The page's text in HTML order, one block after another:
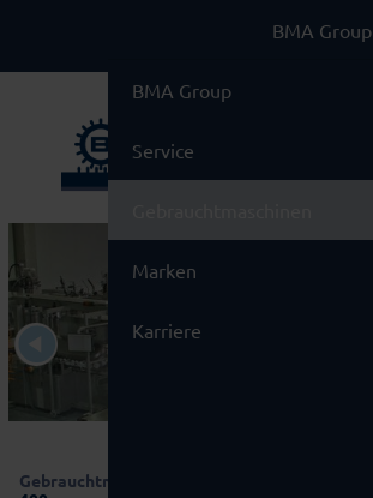
Gebrauchtmaschinen
BMA Group
BMA Group
Service
Marken
Karriere